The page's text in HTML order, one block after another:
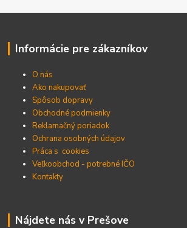
Informácie pre zákazníkov
O nás
Ako nakupovať
Spôsob dopravy
Obchodné podmienky
Reklamačný poriadok
Ochrana osobných údajov
Práca s cookies
Veľkoobchod - potrebné IČO
Kontakty
Nájdete nás v Prešove